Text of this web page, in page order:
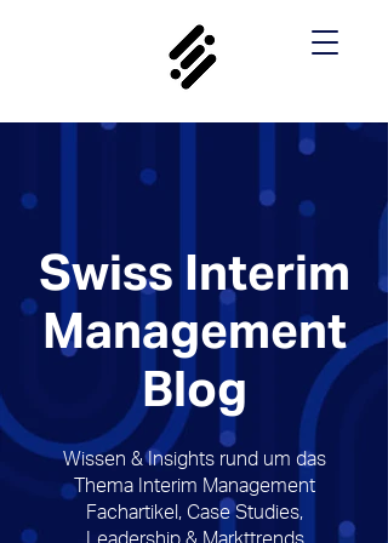
Swiss Interim
Management
Blog
Wissen & Insights rund um das
Thema Interim Management
Fachartikel, Case Studies,
Leadership & Markttrends